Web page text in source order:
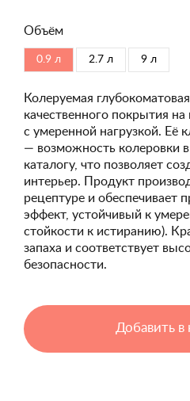
Объём
0.9 л 2.7 л 9 л
Колеруемая
качественного покрытия
с умеренной нагрузкой. Её
— возможность колеровки
каталогу, что позволяет
интерьер. Продукт
рецептуре и обеспечивает
эффект, устойчивый к
стойкости к истиранию).
запаха и соответствует
безопасности.
Добавить в